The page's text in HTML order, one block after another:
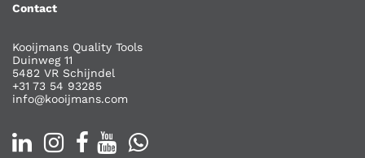
Contact
Kooijmans Quality Tools
Duinweg 11
5482 VR Schijndel
+31 73 54 93285
info@kooijmans.com